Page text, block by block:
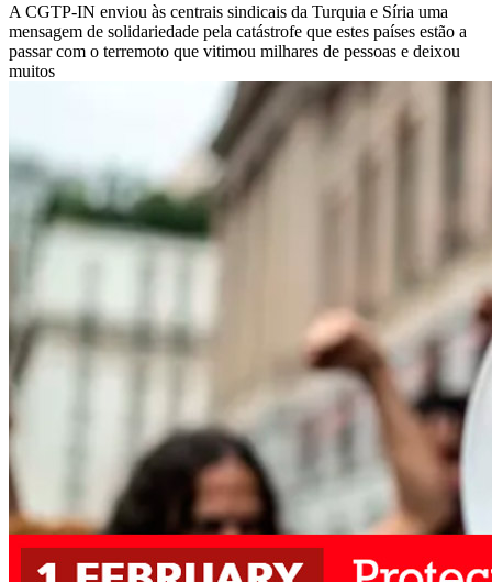
A CGTP-IN enviou às centrais sindicais da Turquia e Síria uma
mensagem de solidariedade pela catástrofe que estes países estão a
passar com o terremoto que vitimou milhares de pessoas e deixou
muitos